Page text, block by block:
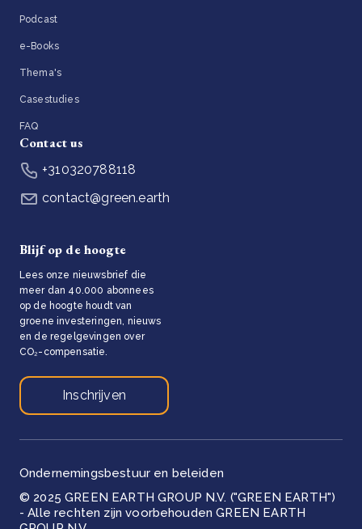
Podcast
e-Books
Thema's
Casestudies
FAQ
Contact us
+310320788118
contact@green.earth
Blijf op de hoogte
Lees onze nieuwsbrief die
meer dan 40.000 abonnees
op de hoogte houdt van
groene investeringen, nieuws
en de regelgevingen over
CO₂-compensatie.
Inschrijven
© 2025 GREEN EARTH GROUP N.V. ("GREEN EARTH")
- Alle rechten zijn voorbehouden GREEN EARTH
Ondernemingsbestuur en beleiden